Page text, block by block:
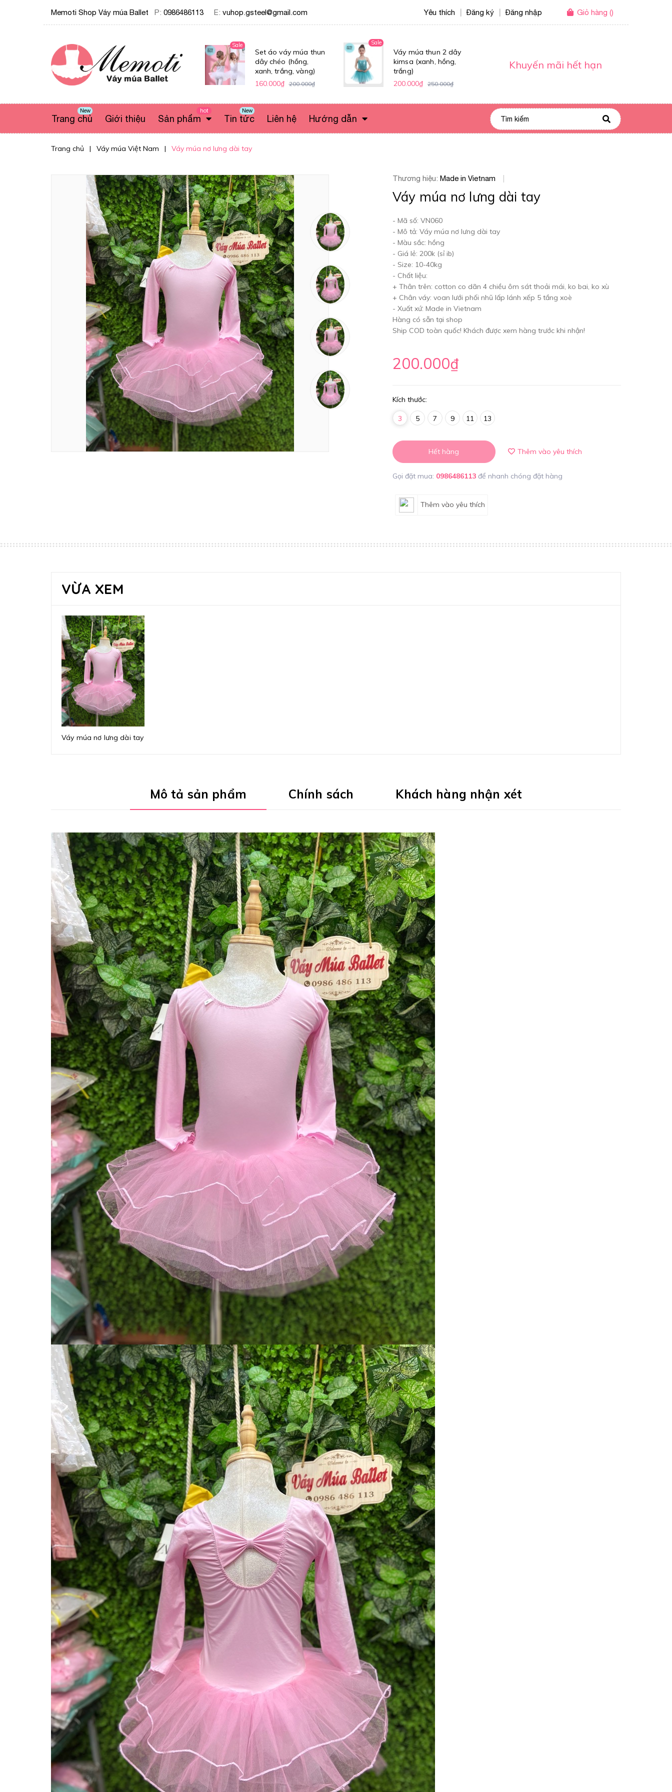
Memoti Shop Váy múa Ballet P: 0986486113 E: vuhop.gsteel@gmail.com Yêu thích Đăng ký Đăng nhập Giỏ hàng ()
Sale
Set áo váy múa thun
dây chéo (hồng,
xanh, trắng, vàng)
160.000₫ 200.000₫
Sale
Váy múa thun 2 dây
kimsa (xanh, hồng,
trắng)
200.000₫ 250.000₫
Khuyến mãi hết hạn
Trang chủ
New
Giới thiệu Sản phẩm
hot
Tin tức
New
Liên hệ Hướng dẫn
Trang chủ | Váy múa Việt Nam | Váy múa nơ lưng dài tay
Thương hiệu: Made in Vietnam
Váy múa nơ lưng dài tay
- Mã số: VN060
- Mô tả: Váy múa nơ lưng dài tay
- Màu sắc: hồng
- Giá lẻ: 200k (sỉ ib)
- Size: 10-40kg
- Chất liệu:
+ Thân trên: cotton co dãn 4 chiều ôm sát thoải mái, ko bai, ko xù
+ Chân váy: voan lưới phối nhũ lấp lánh xếp 5 tầng xoè
- Xuất xứ: Made in Vietnam
Hàng có sẵn tại shop
Ship COD toàn quốc! Khách được xem hàng trước khi nhận!
200.000₫
Kích thước:
3 5 7 9 11 13
Hết hàng Thêm vào yêu thích
Gọi đặt mua: 0986486113 để nhanh chóng đặt hàng
Thêm vào yêu thích
VỪA XEM
Váy múa nơ lưng dài tay
Mô tả sản phẩm Chính sách Khách hàng nhận xét